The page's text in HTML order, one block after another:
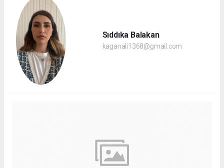
Sıddıka Balakan
kaganali1368@gmail.com